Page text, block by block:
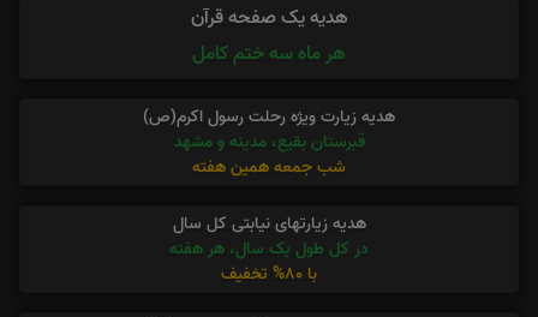
هدیه یک صفحه قرآن
هر ماه سه ختم کامل
هدیه زیارت ویژه رحلت رسول اکرم(ص)
قبرستان بقیع، مدینه و مشهد
شب جمعه همین هفته
هدیه زیارتهای نیابتی کل سال
در کل طول یک سال، هر هفته
با 80% تخفیف